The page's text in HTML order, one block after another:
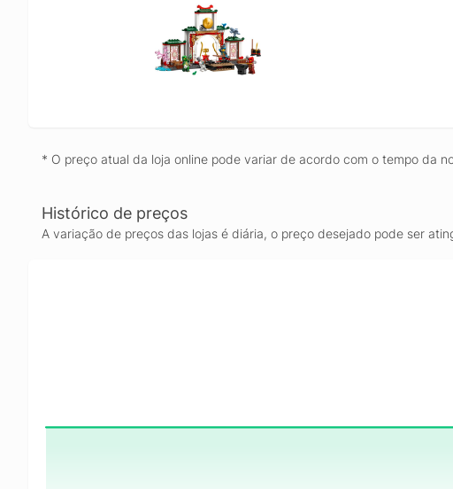
* O preço atual da loja online pode variar de acordo com o tempo da
Histórico de preços
A variação de preços das lojas é diária, o preço desejado pode ser